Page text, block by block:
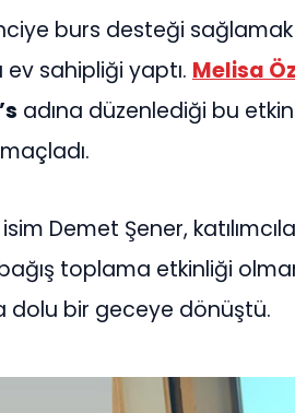
burs desteği
sahipliği yaptı. Melisa
adına düzenlediği bu
Demet Şener,
toplama etkinliği
dolu bir geceye dönüştü.